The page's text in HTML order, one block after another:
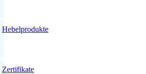
Hebelprodukte
Zertifikate